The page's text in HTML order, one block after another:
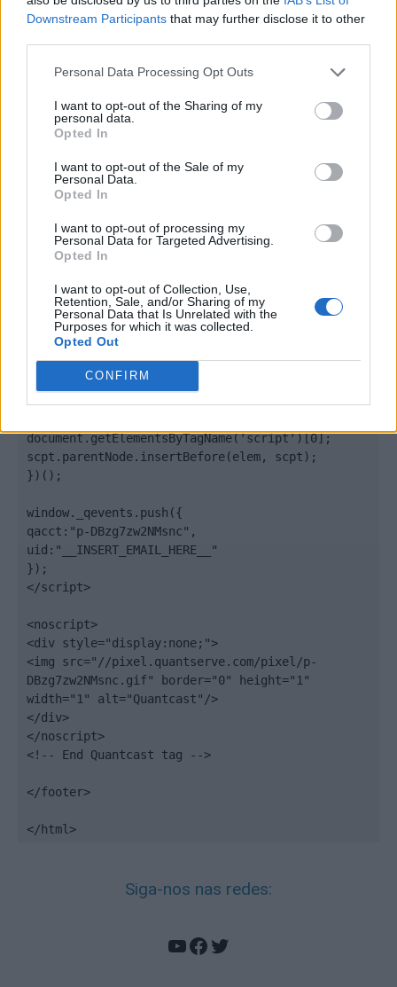
Downstream Participants that may further disclose it to other
Personal Data Processing Opt Outs
I want to opt-out of the Sharing of my
personal data.
Opted In
I want to opt-out of the Sale of my
Personal Data.
Opted In
I want to opt-out of processing my
Personal Data for Targeted Advertising.
Opted In
I want to opt-out of Collection, Use,
Retention, Sale, and/or Sharing of my
Personal Data that Is Unrelated with the
Purposes for which it was collected.
Opted Out
CONFIRM
</body>
<footer>
<script type="text/javascript">
window._qevents = window._qevents || [];
(function() {
var elem = document.createElement('script');
elem.src = (document.location.protocol ==
"https:" ? "https://secure" : "http://edge") +
".quantserve.com/quant.js";
elem.async = true;
document.getElementsByTagName('script')[0];
scpt.parentNode.insertBefore(elem, scpt);
})();
window._qevents.push({
qacct:"p-DBzg7zw2NMsnc",
uid:"__INSERT_EMAIL_HERE__"
});
</script>
<noscript>
<div style="display:none;">
<img src="//pixel.quantserve.com/pixel/p-
DBzg7zw2NMsnc.gif" border="0" height="1"
width="1" alt="Quantcast"/>
</div>
</noscript>
<!-- End Quantcast tag -->
</footer>
</html>
Siga-nos nas redes:
YouTube
Facebook
Twitter